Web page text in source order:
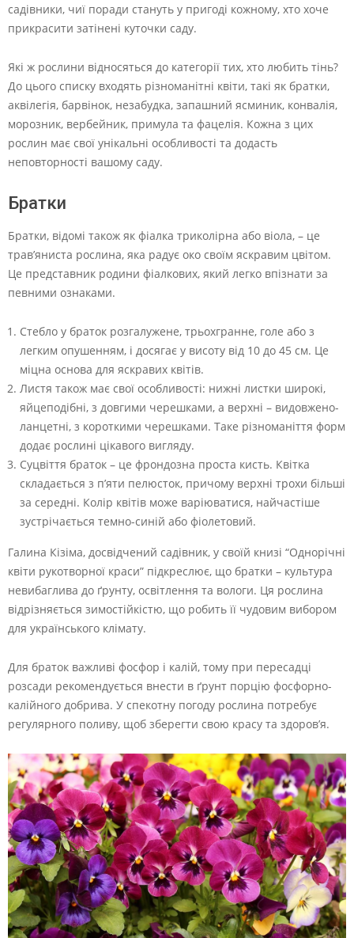
садівники, чиї поради стануть у пригоді кожному, хто хоче
прикрасити затінені куточки саду.
Які ж рослини відносяться до категорії тих, хто любить тінь?
До цього списку входять різноманітні квіти, такі як братки,
аквілегія, барвінок, незабудка, запашний ясминик, конвалія,
морозник, вербейник, примула та фацелія. Кожна з цих
рослин має свої унікальні особливості та додасть
неповторності вашому саду.
Братки
Братки, відомі також як фіалка триколірна або віола, – це
трав’яниста рослина, яка радує око своїм яскравим цвітом.
Це представник родини фіалкових, який легко впізнати за
певними ознаками.
Стебло у браток розгалужене, трьохгранне, голе або з
легким опушенням, і досягає у висоту від 10 до 45 см. Це
міцна основа для яскравих квітів.
Листя також має свої особливості: нижні листки широкі,
яйцеподібні, з довгими черешками, а верхні – видовжено-
ланцетні, з короткими черешками. Таке різноманіття форм
додає рослині цікавого вигляду.
Суцвіття браток – це фрондозна проста кисть. Квітка
складається з п’яти пелюсток, причому верхні трохи більші
за середні. Колір квітів може варіюватися, найчастіше
зустрічається темно-синій або фіолетовий.
Галина Кізіма, досвідчений садівник, у своїй книзі “Однорічні
квіти рукотворної краси” підкреслює, що братки – культура
невибаглива до ґрунту, освітлення та вологи. Ця рослина
відрізняється зимостійкістю, що робить її чудовим вибором
для українського клімату.
Для браток важливі фосфор і калій, тому при пересадці
розсади рекомендується внести в ґрунт порцію фосфорно-
калійного добрива. У спекотну погоду рослина потребує
регулярного поливу, щоб зберегти свою красу та здоров’я.